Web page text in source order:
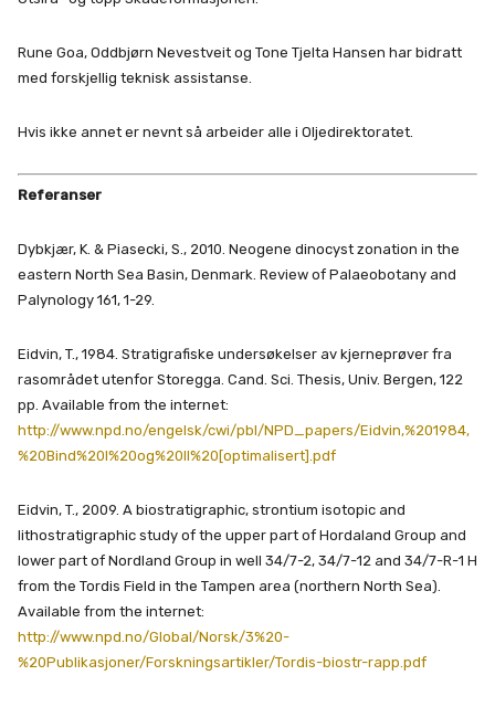
Rune Goa, Oddbjørn Nevestveit og Tone Tjelta Hansen har bidratt
med forskjellig teknisk assistanse.
Hvis ikke annet er nevnt så arbeider alle i Oljedirektoratet.
Referanser
Dybkjær, K. & Piasecki, S., 2010. Neogene dinocyst zonation in the
eastern North Sea Basin, Denmark. Review of Palaeobotany and
Palynology 161, 1-29.
Eidvin, T., 1984. Stratigrafiske undersøkelser av kjerneprøver fra
rasområdet utenfor Storegga. Cand. Sci. Thesis, Univ. Bergen, 122
pp. Available from the internet:
http://www.npd.no/engelsk/cwi/pbl/NPD_papers/Eidvin,%201984,
%20Bind%20I%20og%20II%20[optimalisert].pdf
Eidvin, T., 2009. A biostratigraphic, strontium isotopic and
lithostratigraphic study of the upper part of Hordaland Group and
lower part of Nordland Group in well 34/7-2, 34/7-12 and 34/7-R-1 H
from the Tordis Field in the Tampen area (northern North Sea).
Available from the internet:
http://www.npd.no/Global/Norsk/3%20-
%20Publikasjoner/Forskningsartikler/Tordis-biostr-rapp.pdf